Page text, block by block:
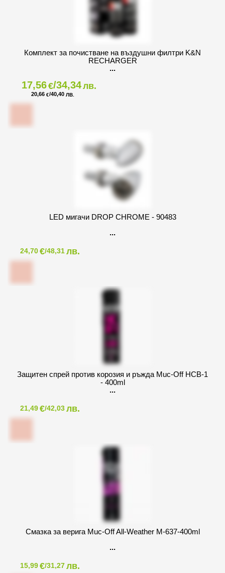
Комплект за почистване на въздушни филтри K&N
RECHARGER
17,56€/34,34лв.
20,66 €/40,40 ЛВ.
LED мигачи DROP CHROME - 90483
24,70€/48,31лв.
Защитен спрей против корозия и ръжда Muc-Off HCB-1
- 400ml
21,49€/42,03лв.
Смазка за верига Muc-Off All-Weather M-637-400ml
15,99€/31,27лв.